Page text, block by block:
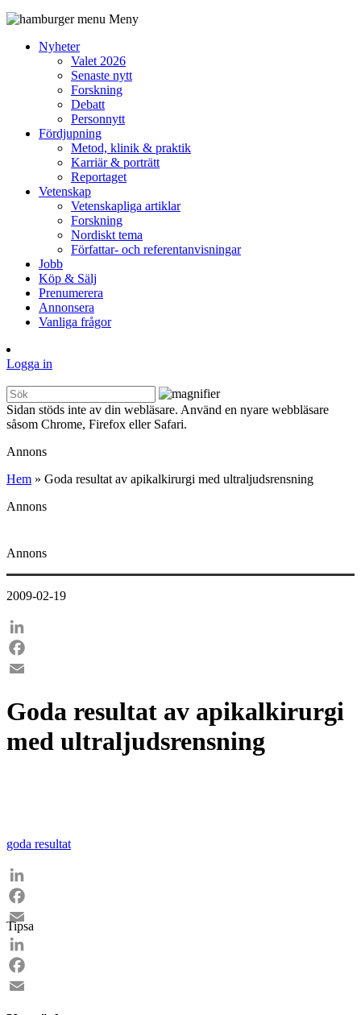
Meny
Nyheter
Valet 2026
Senaste nytt
Forskning
Debatt
Personnytt
Fördjupning
Metod, klinik & praktik
Karriär & porträtt
Reportaget
Vetenskap
Vetenskapliga artiklar
Forskning
Nordiskt tema
Författar- och referentanvisningar
Jobb
Köp & Sälj
Prenumerera
Annonsera
Vanliga frågor
Logga in
Sidan stöds inte av din webläsare. Använd en nyare webbläsare
såsom Chrome, Firefox eller Safari.
Annons
Hem » Goda resultat av apikalkirurgi med ultraljudsrensning
Annons
Annons
2009-02-19
LinkedIn
Facebook
Goda resultat av apikalkirurgi
med ultraljudsrensning
goda resultat
LinkedIn
Facebook
Email
Tipsa
LinkedIn
Facebook